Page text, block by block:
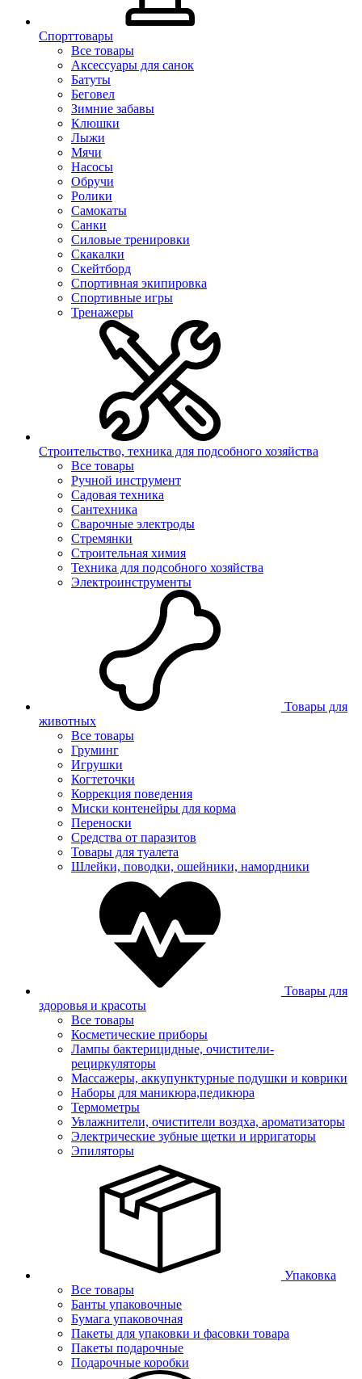
Спорттовары
Все товары
Аксессуары для санок
Батуты
Беговел
Зимние забавы
Клюшки
Лыжи
Мячи
Насосы
Обручи
Ролики
Самокаты
Санки
Силовые тренировки
Скакалки
Скейтборд
Спортивная экипировка
Спортивные игры
Тренажеры
Строительство, техника для подсобного хозяйства
Все товары
Ручной инструмент
Садовая техника
Сантехника
Сварочные электроды
Стремянки
Строительная химия
Техника для подсобного хозяйства
Электроинструменты
Товары для
животных
Все товары
Груминг
Игрушки
Когтеточки
Коррекция поведения
Миски контенейры для корма
Переноски
Средства от паразитов
Товары для туалета
Шлейки, поводки, ошейники, намордники
Товары для
здоровья и красоты
Все товары
Косметические приборы
Лампы бактерицидные, очистители-
рециркуляторы
Массажеры, аккупунктурные подушки и коврики
Наборы для маникюра,педикюра
Термометры
Увлажнители, очистители воздха, ароматизаторы
Электрические зубные щетки и ирригаторы
Эпиляторы
Упаковка
Все товары
Банты упаковочные
Бумага упаковочная
Пакеты для упаковки и фасовки товара
Пакеты подарочные
Подарочные коробки